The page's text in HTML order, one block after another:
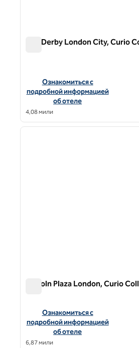
The Derby London City, Curio
Посмотреть информацию об
Ознакомиться с
подробной информацией
об отеле
4,08 мили
1 из 12
Lincoln Plaza London, Curio
Посмотреть информацию об
Ознакомиться с
подробной информацией
об отеле
6,87 мили